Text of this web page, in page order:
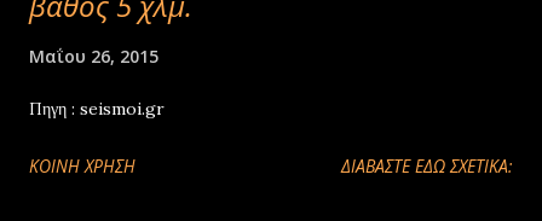
Μαΐου 26, 2015
Πηγη : seismoi.gr
ΚΟΙΝΉ ΧΡΉΣΗ ΔΙΑΒΑΣΤΕ ΕΔΩ ΣΧΕΤΙΚΑ: